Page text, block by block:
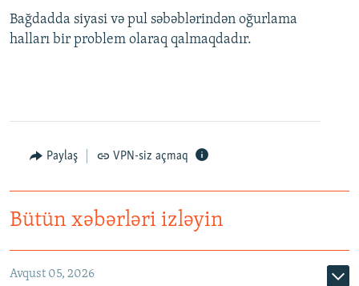
Bağdadda siyasi və pul səbəblərindən oğurlama
halları bir problem olaraq qalmaqdadır.
Paylaş VPN-siz açmaq
Bütün xəbərləri izləyin
Avqust 05, 2026